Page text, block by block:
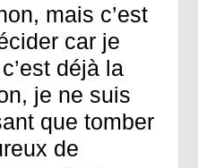
mais c’est
car je
déjà la
je ne suis
que tomber
de